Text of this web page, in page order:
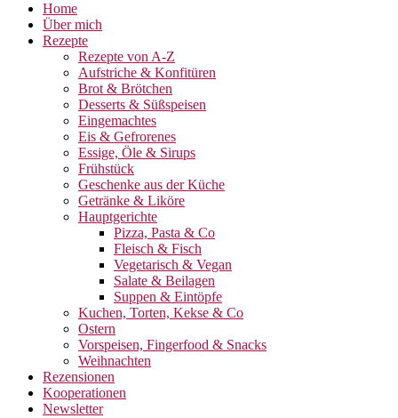
Home
Über mich
Rezepte
Rezepte von A-Z
Aufstriche & Konfitüren
Brot & Brötchen
Desserts & Süßspeisen
Eingemachtes
Eis & Gefrorenes
Essige, Öle & Sirups
Frühstück
Geschenke aus der Küche
Getränke & Liköre
Hauptgerichte
Pizza, Pasta & Co
Fleisch & Fisch
Vegetarisch & Vegan
Salate & Beilagen
Suppen & Eintöpfe
Kuchen, Torten, Kekse & Co
Ostern
Vorspeisen, Fingerfood & Snacks
Weihnachten
Rezensionen
Kooperationen
Newsletter